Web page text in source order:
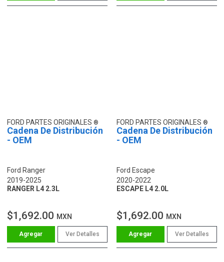
FORD PARTES ORIGINALES
Cadena De Distribución
- OEM
Ford Ranger
2019-2025
RANGER L4 2.3L
$1,692.00 MXN
Ver Detalles
FORD PARTES ORIGINALES
Cadena De Distribución
- OEM
Ford Escape
2020-2022
ESCAPE L4 2.0L
$1,692.00 MXN
Ver Detalles